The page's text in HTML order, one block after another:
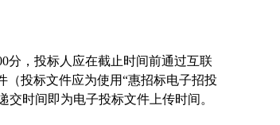
0分，投标人应在截止时间前通过互联
（投标文件应为使用“惠招标电子招投
时间即为电子投标文件上传时间。